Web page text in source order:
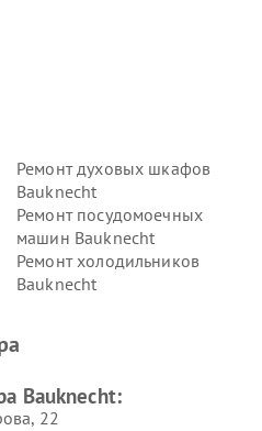
Ремонт духовых шкафов
Bauknecht
Ремонт посудомоечных
машин Bauknecht
Ремонт холодильников
Bauknecht
Bauknecht:
22